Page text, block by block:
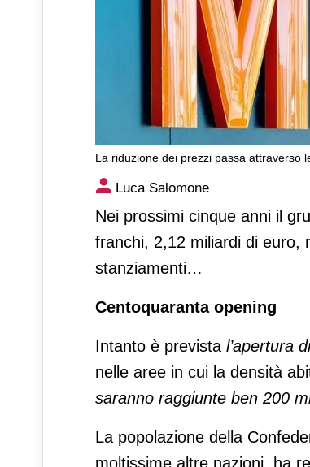
La riduzione dei prezzi passa attraverso
Migros: 2,6 miliardi
Luca Salomone
Nei prossimi cinque anni il
franchi, 2,12 miliardi di euro,
stanziamenti…
Centoquaranta opening
Intanto è prevista l’apertura
nelle aree in cui la densità
saranno raggiunte ben 200
La popolazione della
moltissime altre nazioni, ha